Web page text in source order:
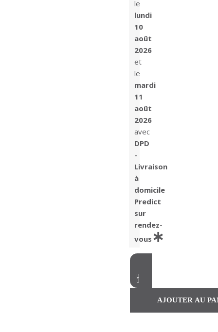
le
lundi
10
août
2026
et
le
mardi
11
août
2026
avec
DPD
-
Livraison
à
domicile
Predict
sur
rendez-
vous